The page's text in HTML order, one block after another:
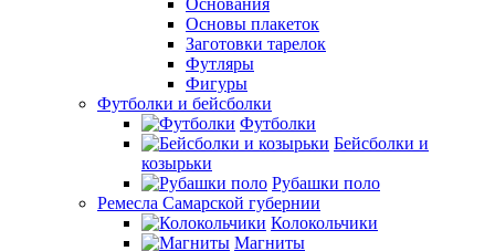
Основания
Основы плакеток
Заготовки тарелок
Футляры
Фигуры
Футболки и бейсболки
Футболки
Бейсболки и
козырьки
Рубашки поло
Ремесла Самарской губернии
Колокольчики
Магниты